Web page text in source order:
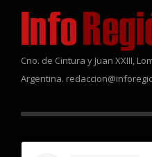
Cno. de Cintura y Juan XXIII,
Argentina.